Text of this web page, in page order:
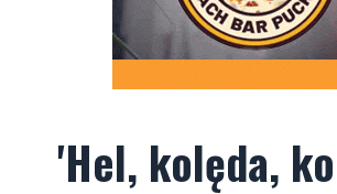
'Hel, kolęda,